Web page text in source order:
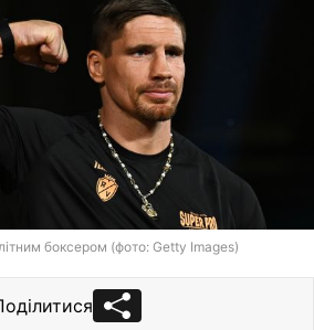
боксером (фото: Getty Images)